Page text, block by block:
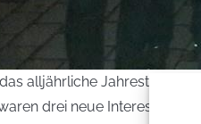
alljährliche
drei neue Interessierte